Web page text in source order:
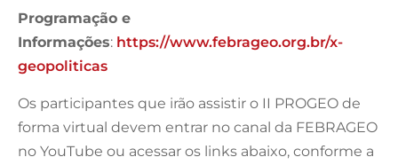
Programação e
Informações: https://www.febrageo.org.br/x-
geopoliticas
Os participantes que irão assistir o II PROGEO de
forma virtual devem entrar no canal da FEBRAGEO
no YouTube ou acessar os links abaixo, conforme a